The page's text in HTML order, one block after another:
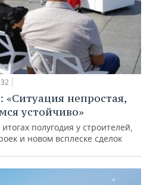
непростая,
устойчиво»
полугодия у строителей,
и новом всплеске сделок